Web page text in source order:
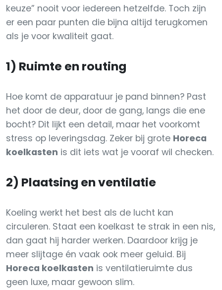
keuze” nooit voor iedereen hetzelfde. Toch zijn
er een paar punten die bijna altijd terugkomen
als je voor kwaliteit gaat.
1) Ruimte en routing
Hoe komt de apparatuur je pand binnen? Past
het door de deur, door de gang, langs die ene
bocht? Dit lijkt een detail, maar het voorkomt
stress op leveringsdag. Zeker bij grote Horeca
koelkasten is dit iets wat je vooraf wil checken.
2) Plaatsing en ventilatie
Koeling werkt het best als de lucht kan
circuleren. Staat een koelkast te strak in een nis,
dan gaat hij harder werken. Daardoor krijg je
meer slijtage én vaak ook meer geluid. Bij
Horeca koelkasten is ventilatieruimte dus
geen luxe, maar gewoon slim.